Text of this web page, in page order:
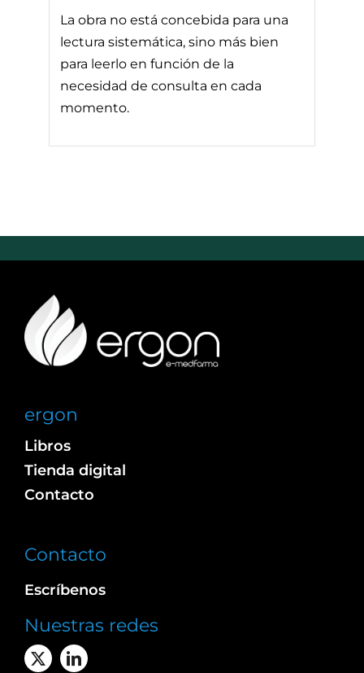
La obra no está concebida para una
lectura sistemática, sino más bien
para leerlo en función de la
necesidad de consulta en cada
momento.
ergon
Libros
Tienda digital
Contacto
Contacto
Escríbenos
Nuestras redes